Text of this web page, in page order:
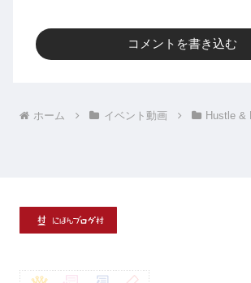
コメントを書き込む
ホーム イベント動画 Hustle &